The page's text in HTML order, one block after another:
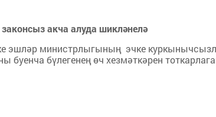
акча алуда шикләнелә
эшләр министрлыгының эчке
бүлегенең өч хезмәткәрен